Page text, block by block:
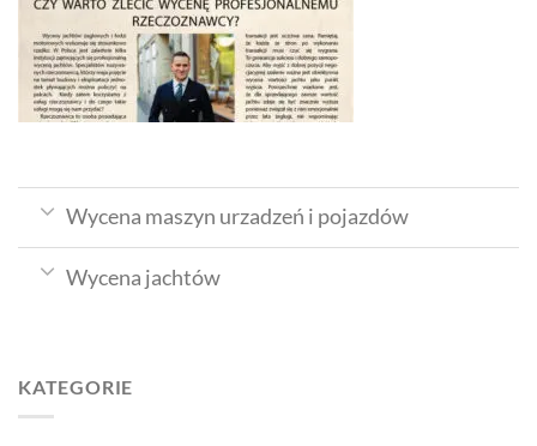
Wycena maszyn urzadzeń i pojazdów
Wycena jachtów
KATEGORIE